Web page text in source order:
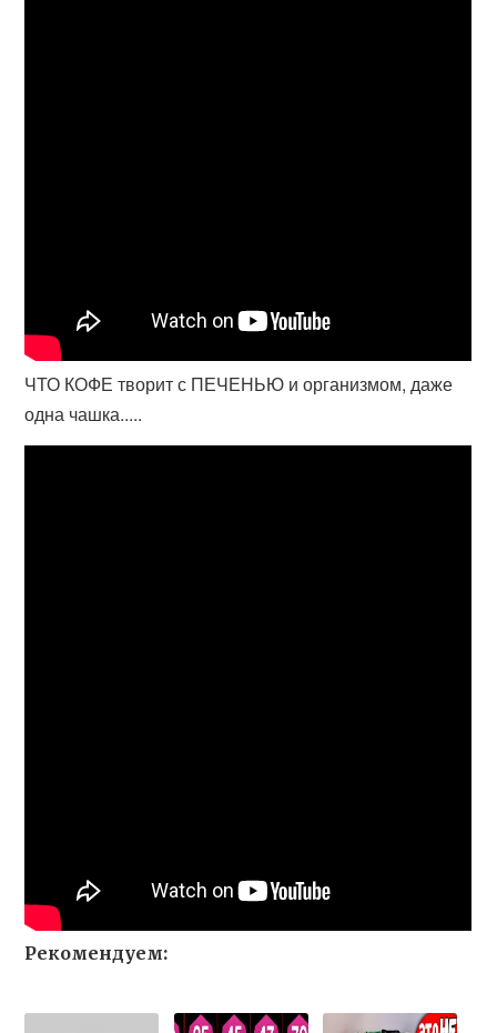
ЧТО КОФЕ творит с ПЕЧЕНЬЮ и организмом, даже
одна чашка.....
Рекомендуем: